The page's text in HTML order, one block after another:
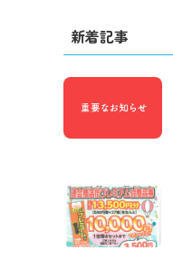
新着記事